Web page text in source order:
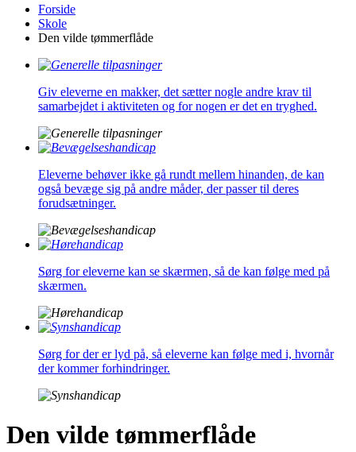
Forside
Skole
Den vilde tømmerflåde
Giv eleverne en makker, det sætter nogle andre krav til
samarbejdet i aktiviteten og for nogen er det en tryghed.
Eleverne behøver ikke gå rundt mellem hinanden, de kan
også bevæge sig på andre måder, der passer til deres
forudsætninger.
Sørg for eleverne kan se skærmen, så de kan følge med på
skærmen.
Sørg for der er lyd på, så eleverne kan følge med i, hvornår
der kommer forhindringer.
Den vilde tømmerflåde